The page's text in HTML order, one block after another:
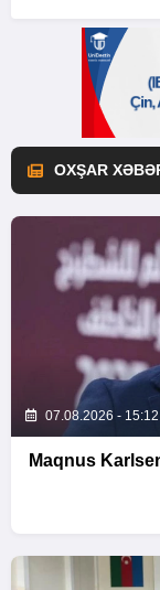
OXŞAR
07.08.2026 - 15:12
Maqnus